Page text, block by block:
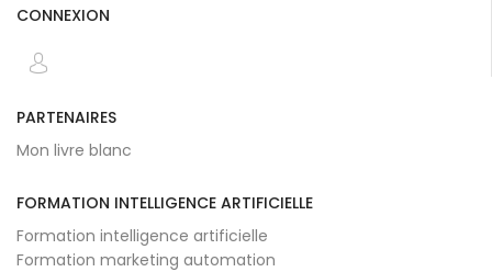
CONNEXION
PARTENAIRES
Mon livre blanc
FORMATION INTELLIGENCE ARTIFICIELLE
Formation intelligence artificielle
Formation marketing automation